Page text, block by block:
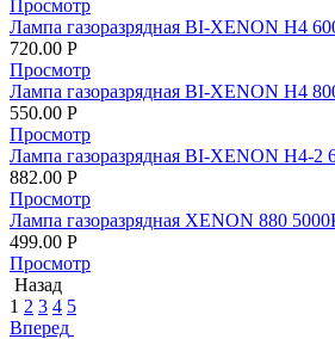
Просмотр
Лампа газоразрядная BI-XENON Н4
720.00 Р
Просмотр
Лампа газоразрядная BI-XENON Н4
550.00 Р
Просмотр
Лампа газоразрядная BI-XENON Н4-2
882.00 Р
Просмотр
Лампа газоразрядная XENON 880
499.00 Р
Просмотр
Назад
1 2 3 4 5
Вперед